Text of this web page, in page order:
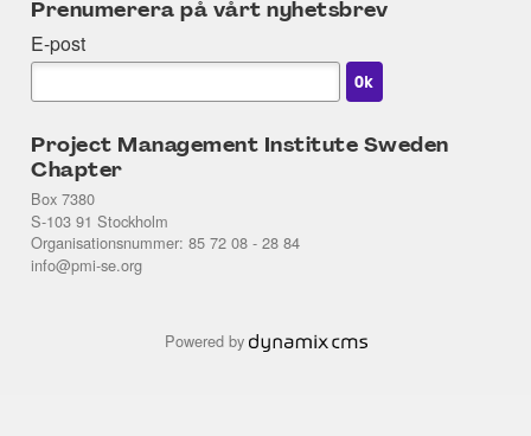
Prenumerera på vårt nyhetsbrev
E-post
Project Management Institute Sweden
Chapter
Box 7380
S-103 91 Stockholm
Organisationsnummer: 85 72 08 - 28 84
info@pmi-se.org
Powered by